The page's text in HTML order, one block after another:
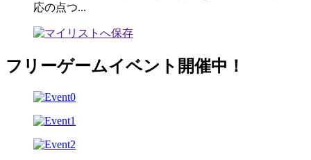
応の点つ...
フリーゲームイベント開催中！